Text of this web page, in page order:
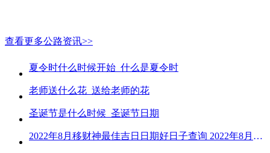
查看更多公路资讯>>
夏令时什么时候开始_什么是夏令时
老师送什么花_送给老师的花
圣诞节是什么时候_圣诞节日期
2022年8月移财神最佳吉日日期好日子查询 2022年8月移财神吉日一览